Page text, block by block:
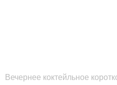
Вечернее коктейльное